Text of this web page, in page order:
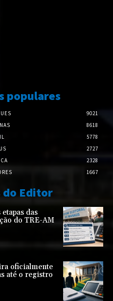
populares
9021
8618
5778
2727
2328
1667
do Editor
das
do TRE-AM
oficialmente
até o registro